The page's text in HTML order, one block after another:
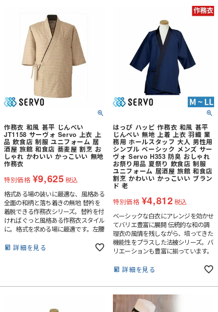
作務衣 和風 甚平 じんべい
JT1158 サーヴォ Servo 上衣 上
品 飲食店 制服 ユニフォーム 居
酒屋 旅館 和食店 蕎麦屋 割烹 お
しゃれ かわいい かっこいい 無地
作務衣
特別価格 ¥9,625税込
格式ある場の装いに最適な、風格ある
全面の和柄と落ち着きの無地 替衿を
着脱できる作務衣シリーズ。替衿を付
ければぐっと風格ある作務衣スタイル
に。格式を求める場に最適です。左腰
詳細を見る
はっぴ ハッピ 作務衣 和風 甚平
じんべい 無地 上着 上衣 羽織 業
務用 ホールスタッフ 大人 男性用
シンプル ベーシック メンズ サー
ヴォ Servo H353 防臭 おしゃれ
お祭り用品 夏祭り 飲食店 制服
ユニフォーム 居酒屋 旅館 和食店
割烹 かわいい かっこいい ブラン
ド 老
特別価格 ¥4,812税込
ベーシックな白衣にアレンジを効かせ
てバリエ豊富に展開 伝統的な和の調
理衣の風情を残しながら、培ってきた
機能性をプラスした法被シリーズ。バ
リエーションも豊富に揃っています。
詳細を見る